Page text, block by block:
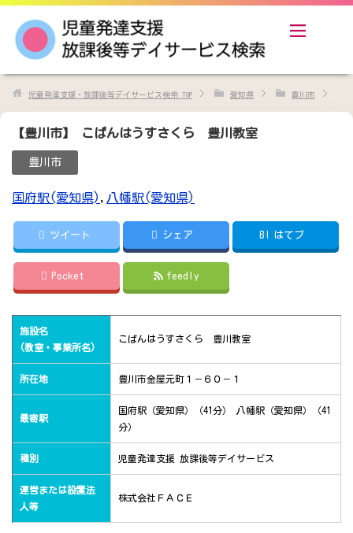
児童発達支援・放課後等デイサービス検索 TOP 愛知県 豊川市
【豊川市】 こぱんはうすさくら 豊川教室
豊川市
国府駅(愛知県), 八幡駅(愛知県)
ツイート シェア B! はてブ
Pocket feedly
施設名
(教室・事業所名)
こぱんはうすさくら 豊川教室
所在地 豊川市金屋元町１－６０－１
最寄駅
国府駅（愛知県）（41分） 八幡駅（愛知県）（41
分）
種別 児童発達支援 放課後等デイサービス
運営または設置法
人等
株式会社ＦＡＣＥ